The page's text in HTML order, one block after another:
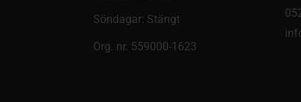
Söndagar: Stängt
Org. nr. 559000-1623